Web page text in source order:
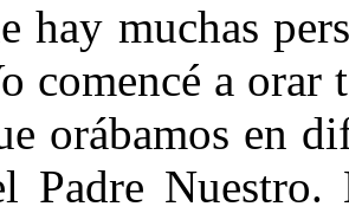
hay muchas
comencé a orar
orábamos en
Padre